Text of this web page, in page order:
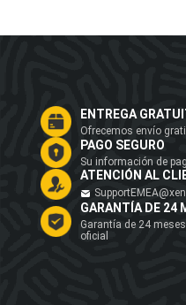
ENTREGA
Ofrecemos envío
PAGO SEGURO
Su información de
ATENCIÓN AL
GARANTÍA DE 24
Garantía de 24
oficial